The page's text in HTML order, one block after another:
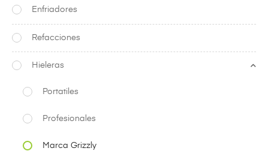
Enfriadores
Refacciones
Hieleras
Portatiles
Profesionales
Marca Grizzly